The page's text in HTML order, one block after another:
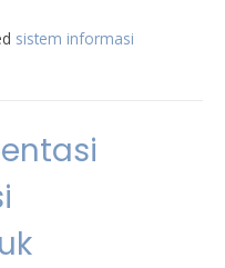
sistem informasi